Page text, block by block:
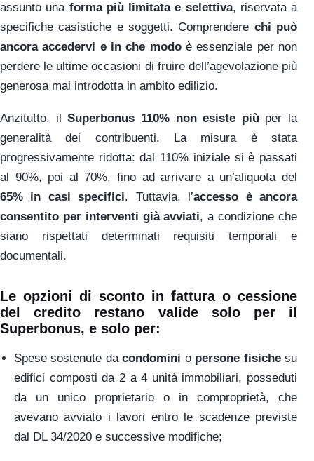
assunto una forma più limitata e selettiva, riservata a
specifiche casistiche e soggetti. Comprendere chi può
ancora accedervi e in che modoè essenziale per non
perdere le ultime occasioni di fruire dell’agevolazione più
generosa mai introdotta in ambito edilizio.
Anzitutto, ilSuperbonus 110% non esiste piùper la
generalità dei contribuenti. La misura è stata
progressivamente ridotta: dal 110% iniziale si è passati
al 90%, poi al 70%, fino ad arrivare a un’aliquota del
65% in casi specifici. Tuttavia, l’accesso è ancora
consentito per interventi già avviati, a condizione che
siano rispettati determinati requisiti temporali e
documentali.
Le opzioni di sconto in fattura o cessione
del credito restano valide solo per il
Superbonus, e solo per:
Spese sostenute dacondomini o persone fisichesu
edifici composti da 2 a 4 unità immobiliari, posseduti
da un unico proprietario o in comproprietà, che
avevano avviato i lavori entro le scadenze previste
dal DL 34/2020 e successive modifiche;